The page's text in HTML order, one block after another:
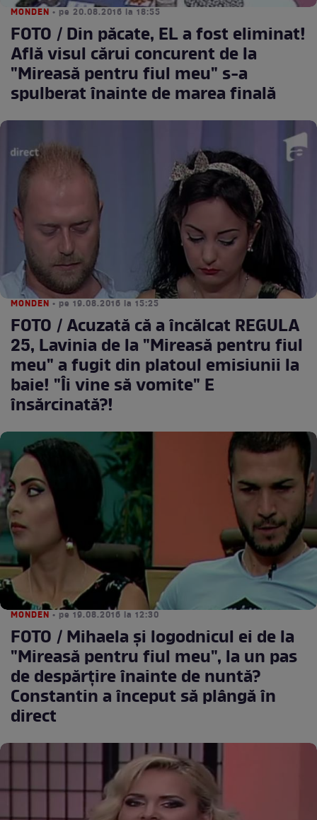
MONDEN • pe 20.08.2016 la 18:55
FOTO / Din păcate, EL a fost eliminat!
Află visul cărui concurent de la
"Mireasă pentru fiul meu" s-a
spulberat înainte de marea finală
MONDEN • pe 19.08.2016 la 15:25
FOTO / Acuzată că a încălcat REGULA
25, Lavinia de la "Mireasă pentru fiul
meu" a fugit din platoul emisiunii la
baie! "Îi vine să vomite" E
însărcinată?!
MONDEN • pe 19.08.2016 la 12:30
FOTO / Mihaela şi logodnicul ei de la
"Mireasă pentru fiul meu", la un pas
de despărţire înainte de nuntă?
Constantin a început să plângă în
direct